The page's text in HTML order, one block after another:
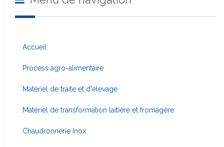
Accueil
Process agro-alimentaire
Matériel de traite et d'élevage
Matériel de transformation laitière et fromagère
Chaudronnerie Inox